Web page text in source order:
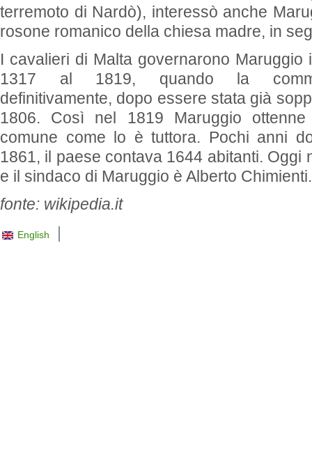
terremoto di Nardò), interessò anche
rosone romanico della chiesa madre, in
I cavalieri di Malta governarono Maruggio
1317 al 1819, quando la
definitivamente, dopo essere stata già
1806. Così nel 1819 Maruggio
comune come lo è tuttora. Pochi anni
1861, il paese contava 1644 abitanti. Oggi
e il sindaco di Maruggio è Alberto Chimienti.
fonte: wikipedia.it
English |